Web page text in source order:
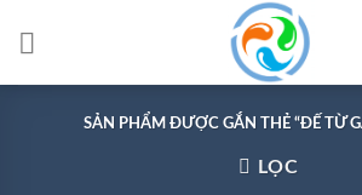
SẢN PHẨM ĐƯỢC GẮN THẺ “ĐẾ TỪ
LỌC